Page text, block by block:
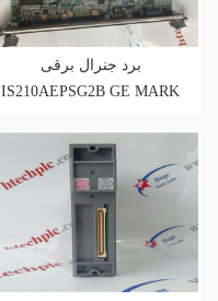
برد جنرال برقی
IS210AEPSG2B GE MARK